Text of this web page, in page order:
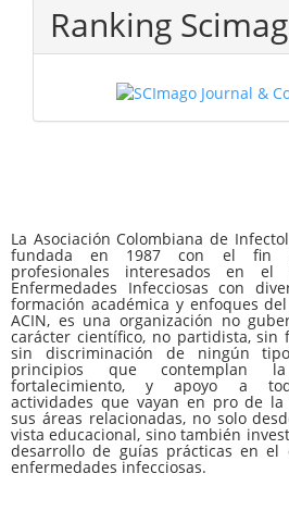
Ranking
La Asociación Colombiana de
fundada en 1987 con el fin
profesionales interesados en
Enfermedades Infecciosas con
formación académica y enfoques
ACIN, es una organización no
carácter científico, no partidista, sin
sin discriminación de ningún
principios que contemplan la
fortalecimiento, y apoyo a
actividades que vayan en pro de
sus áreas relacionadas, no solo
vista educacional, sino también
desarrollo de guías prácticas en el
enfermedades infecciosas.